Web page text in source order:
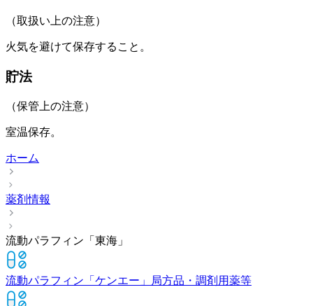
（取扱い上の注意）
火気を避けて保存すること。
貯法
（保管上の注意）
室温保存。
ホーム
薬剤情報
流動パラフィン「東海」
流動パラフィン「ケンエー」 局方品・調剤用薬等